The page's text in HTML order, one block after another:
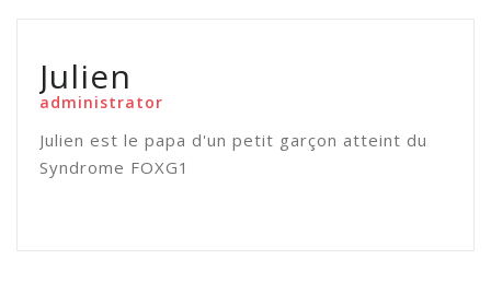
Julien
administrator
Julien est le papa d'un petit garçon atteint du
Syndrome FOXG1